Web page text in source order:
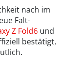
nach im
Falt-
Z Fold6 und
bestätigt,